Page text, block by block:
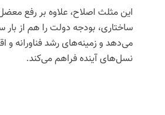
این مثلث اصلاح، علاوه بر رفع
ساختاری، بودجه دولت را هم از بار
می‌دهد و زمینه‌های رشدفناورانه و
نسل‌های آینده فراهم می‌کند.